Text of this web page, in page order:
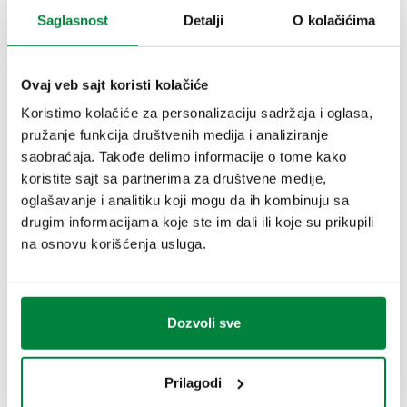
Saglasnost Detalji O kolačićima
Ovaj veb sajt koristi kolačiće
Koristimo kolačiće za personalizaciju sadržaja i oglasa,
pružanje funkcija društvenih medija i analiziranje
saobraćaja. Takođe delimo informacije o tome kako
koristite sajt sa partnerima za društvene medije,
oglašavanje i analitiku koji mogu da ih kombinuju sa
drugim informacijama koje ste im dali ili koje su prikupili
na osnovu korišćenja usluga.
Dozvoli sve
Prilagodi
166600A2L
G 1" (ISO
228-1) F
krajnji
odvod
G 1 1/2" A
(ISO 228-1)
M
krajnji
odvod
25–50 °C
3D modeli
Tekst tendera Prikaži Kopiraj